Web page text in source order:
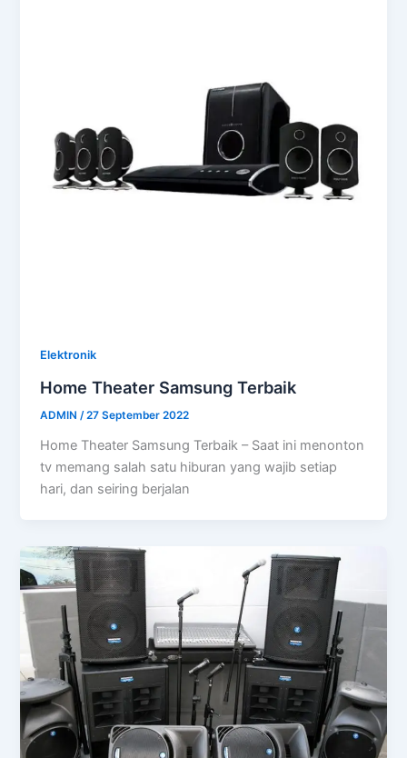
Elektronik
Home Theater Samsung Terbaik
ADMIN/27 September 2022
Home Theater Samsung Terbaik – Saat ini menonton
tv memang salah satu hiburan yang wajib setiap
hari, dan seiring berjalan